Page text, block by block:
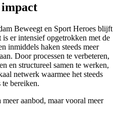
impact
Beweegt en Sport Heroes blijft
er intensief opgetrokken met de
inmiddels haken steeds meer
Door processen te verbeteren,
en structureel samen te werken,
netwerk waarmee het steeds
bereiken.
aanbod, maar vooral meer